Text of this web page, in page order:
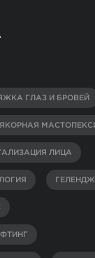
ГЛАЗ И БРОВЕЙ
ЯКОРНАЯ
ЛИЦА